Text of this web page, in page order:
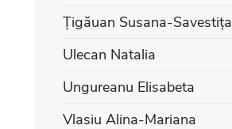
Țigăuan Susana-Savestița
Ulecan Natalia
Ungureanu Elisabeta
Vlasiu Alina-Mariana